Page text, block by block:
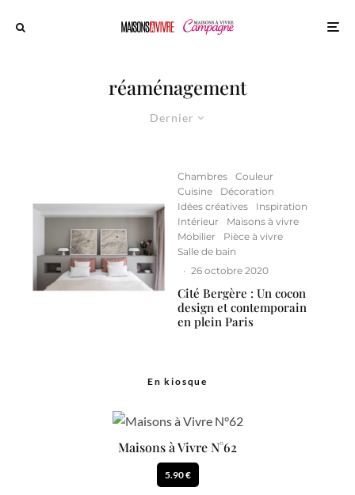
réaménagement
Dernier
Chambres
Couleur
Cuisine
Décoration
Idées créatives
Inspiration
Intérieur
Maisons à vivre
Mobilier
Pièce à vivre
Salle de bain
· 26 octobre 2020
Cité Bergère : Un cocon
design et contemporain
en plein Paris
En kiosque
Maisons à Vivre N°62
5.90 €